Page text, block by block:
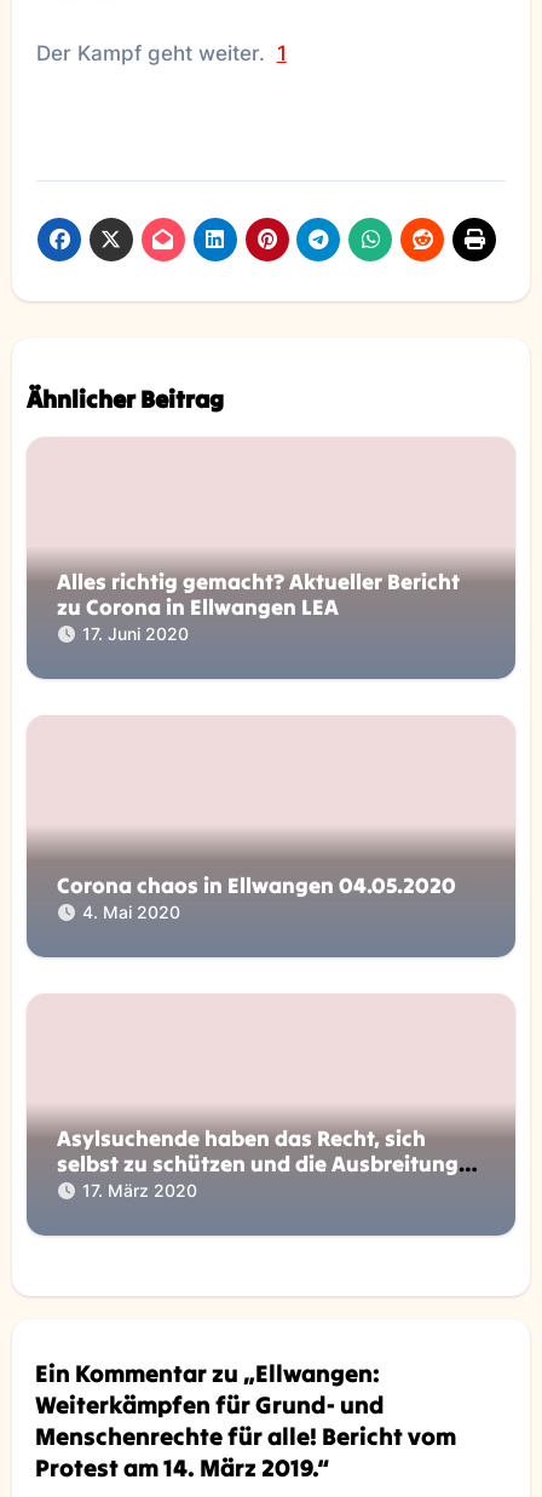
Der Kampf geht weiter. 1
Ähnlicher Beitrag
Alles richtig gemacht? Aktueller Bericht
zu Corona in Ellwangen LEA
17. Juni 2020
Corona chaos in Ellwangen 04.05.2020
4. Mai 2020
Asylsuchende haben das Recht, sich
selbst zu schützen und die Ausbreitung
von Coronavirus einzudämmen!
17. März 2020
Ein Kommentar zu „Ellwangen:
Weiterkämpfen für Grund- und
Menschenrechte für alle! Bericht vom
Protest am 14. März 2019.“